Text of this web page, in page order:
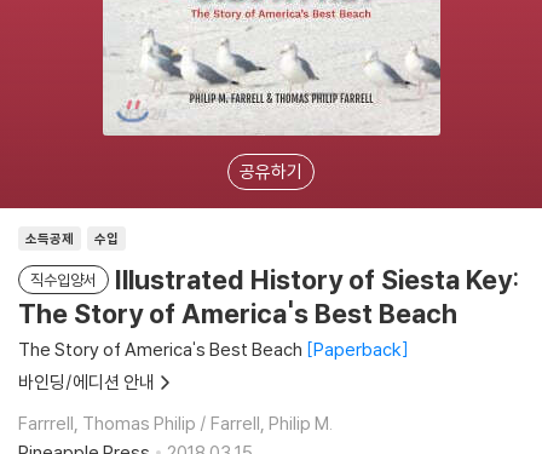
공유하기
소득공제 수입
직수입양서
Illustrated History of Siesta Key:
The Story of America's Best Beach
The Story of America's Best Beach Paperback
바인딩/에디션 안내
Farrrell, Thomas Philip / Farrell, Philip M.